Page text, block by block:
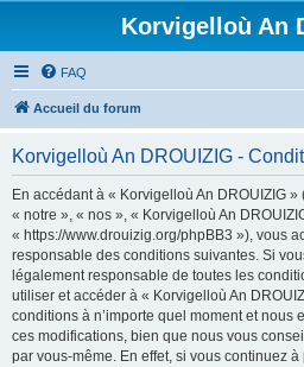
Korvigelloù An
FAQ
Accueil du forum
Korvigelloù An DROUIZIG -
En accédant à « Korvigelloù An DROUIZIG
« notre », « nos », « Korvigelloù An
« https://www.drouizig.org/phpBB3 »), vous
responsable des conditions suivantes. Si
légalement responsable de toutes les
utiliser et accéder à « Korvigelloù An
conditions à n’importe quel moment et nous
ces modifications, bien que nous vous
par vous-même. En effet, si vous continuez